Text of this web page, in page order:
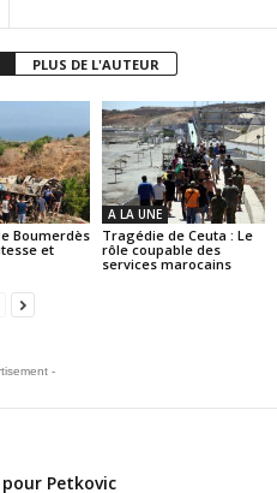
PLUS DE L'AUTEUR
Boumerdès
et
A LA UNE
Tragédie de Ceuta : Le
rôle coupable des
services marocains
-
Petkovic